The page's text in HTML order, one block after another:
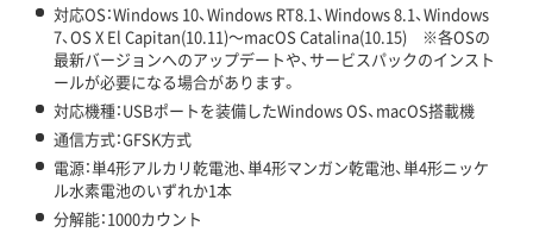
対応OS：Windows 10、Windows RT8.1、Windows 8.1、Windows
7、OS X El Capitan(10.11)～macOS Catalina(10.15) ※各OSの
最新バージョンへのアップデートや、サービスパックのインスト
ールが必要になる場合があります。
対応機種：USBポートを装備したWindows OS、macOS搭載機
通信方式：GFSK方式
電源：単4形アルカリ乾電池、単4形マンガン乾電池、単4形ニッケ
ル水素電池のいずれか1本
分解能：1000カウント